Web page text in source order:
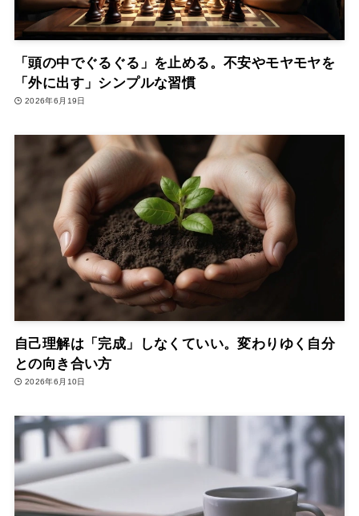
「頭の中でぐるぐる」を止める。不安やモヤモヤを
「外に出す」シンプルな習慣
2026年6月19日
自己理解は「完成」しなくていい。変わりゆく自分
との向き合い方
2026年6月10日